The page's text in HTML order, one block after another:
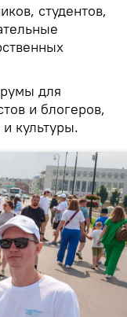
студентов,
для
и блогеров,
культуры.